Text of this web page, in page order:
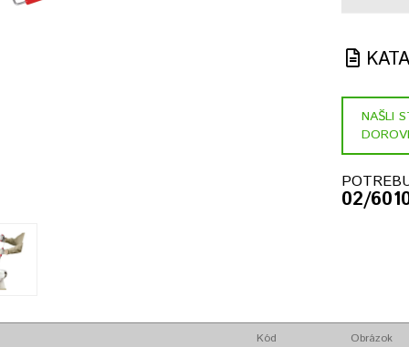
NAŠLI
02/
Kód Obrázok